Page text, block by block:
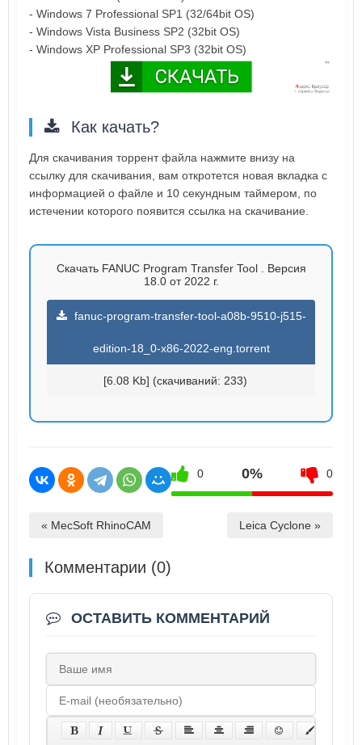
- Windows 7 Professional SP1 (32/64bit OS)
- Windows Vista Business SP2 (32bit OS)
- Windows XP Professional SP3 (32bit OS)
Как качать?
Для скачивания торрент файла нажмите внизу на
ссылку для скачивания, вам откротется новая вкладка с
информацией о файле и 10 секундным таймером, по
истечении которого появится ссылка на скачивание.
Скачать FANUC Program Transfer Tool . Версия
18.0 от 2022 г.
fanuc-program-transfer-tool-a08b-9510-j515-
edition-18_0-x86-2022-eng.torrent
[6.08 Kb] (cкачиваний: 233)
0 0% 0
« MecSoft RhinoCAM Leica Cyclone »
Комментарии (0)
ОСТАВИТЬ КОММЕНТАРИЙ